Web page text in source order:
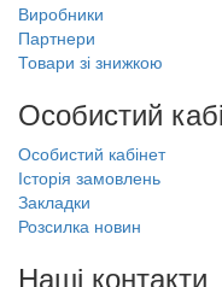
Виробники
Партнери
Товари зі знижкою
Особистий
Особистий кабінет
Історія замовлень
Закладки
Розсилка новин
Наші контакти